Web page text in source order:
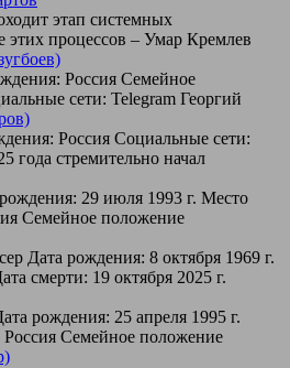
этап системных
этих процессов – Умар Кремлев
Россия Семейное
сети: Telegram Георгий
Россия Социальные сети:
года стремительно начал
29 июля 1993 г. Место
Семейное положение
Дата рождения: 8 октября 1969 г.
смерти: 19 октября 2025 г.
рождения: 25 апреля 1995 г.
Семейное положение